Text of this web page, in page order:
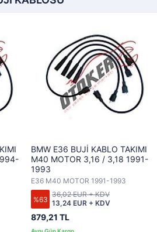
BMW E36 BUJİ KABLO TAKIMI
M40 MOTOR 3,16 / 3,18 1991-
1993
E36 M40 MOTOR 1991-1993
%63
879,21 TL
13,24 EUR + KDV
36,02 EUR + KDV